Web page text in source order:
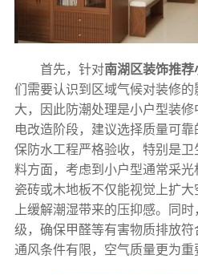
首先，针对南湖区装饰推荐
们需要认识到区域气候对装修
大，因此防潮处理是小户型装
电改造阶段，建议选择质量可
保防水工程严格验收，特别是
料方面，考虑到小户型通常采
瓷砖或木地板不仅能视觉上扩
上缓解潮湿带来的压抑感。同
级，确保甲醛等有害物质排放符
通风条件有限，空气质量更为重